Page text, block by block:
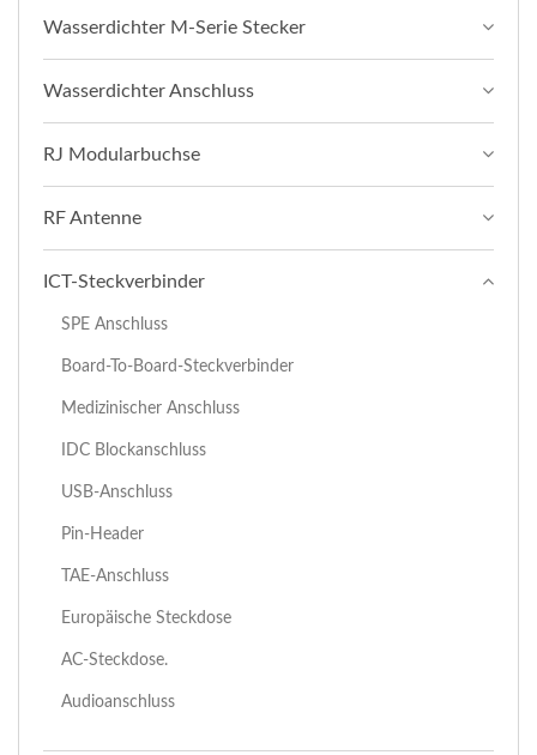
Wasserdichter M-Serie Stecker
Wasserdichter Anschluss
RJ Modularbuchse
RF Antenne
ICT-Steckverbinder
SPE Anschluss
Board-To-Board-Steckverbinder
Medizinischer Anschluss
IDC Blockanschluss
USB-Anschluss
Pin-Header
TAE-Anschluss
Europäische Steckdose
AC-Steckdose.
Audioanschluss